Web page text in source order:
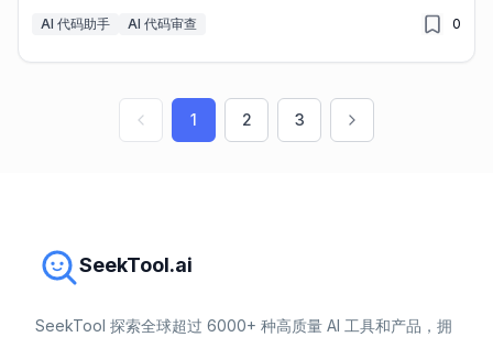
AI 代码助手 AI 代码审查 0
1 2 3
SeekTool.ai
SeekTool 探索全球超过 6000+ 种高质量 AI 工具和产品，拥